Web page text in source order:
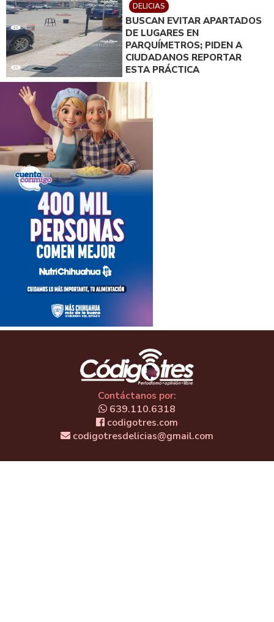
DELICIAS
BUSCAN EVITAR APARTADOS
DE LUGARES EN
PARQUÍMETROS; PIDEN A
CIUDADANOS REPORTAR
ESTA PRÁCTICA
Contáctanos por:
639.110.6318
codigotres.com
codigotresdelicias@gmail.com